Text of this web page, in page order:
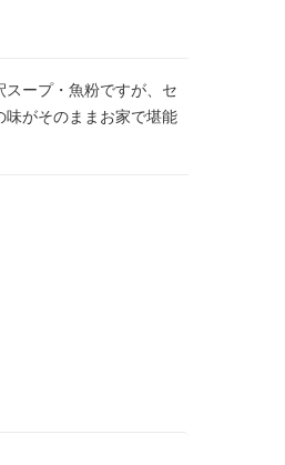
ープ・魚粉ですが、セ
味がそのままお家で堪能